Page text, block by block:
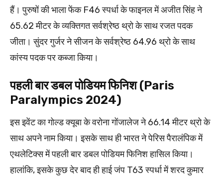
हैं। पुरुषों की भाला फेंक F46 स्पर्धा के फाइनल में अजीत सिंह ने
65.62 मीटर के व्यक्तिगत सर्वश्रेष्ठ थ्रो के साथ रजत पदक
जीता। सुंदर गुर्जर ने सीजन के सर्वश्रेष्ठ 64.96 थ्रो के साथ
कांस्य पदक पर कब्जा किया।
पहली बार डबल पोडियम फिनिश (Paris
Paralympics 2024)
इस इवेंट का गोल्ड क्यूबा के वरोना गोंजालेज ने 66.14 मीटर थ्रो के
साथ अपने नाम किया। इसके साथ ही भारत ने पेरिस पैरालंपिक में
एथलेटिक्स में पहली बार डबल पोडियम फिनिश हासिल किया।
हालांकि, इसके कुछ देर बाद ही हाई जंप T63 स्पर्धा में शरद कुमार